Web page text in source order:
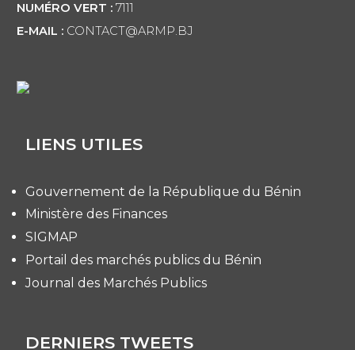
NUMÉRO VERT :7111
E-MAIL :CONTACT@ARMP.BJ
LIENS UTILES
Gouvernement de la République du Bénin
Ministère des Finances
SIGMAP
Portail des marchés publics du Bénin
Journal des Marchés Publics
DERNIERS TWEETS